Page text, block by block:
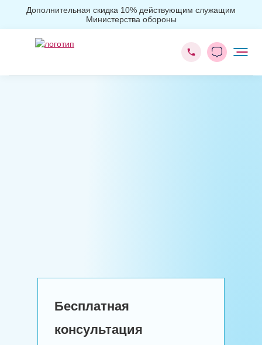
Дополнительная скидка 10% действующим служащим
Министерства обороны
Бесплатная
консультация